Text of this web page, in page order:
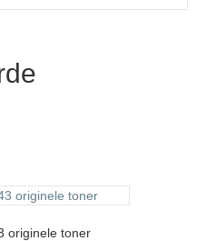
originele toner